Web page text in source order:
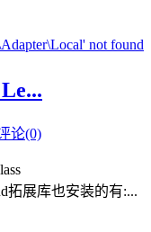
论(0)
拓展库也安装的有:...